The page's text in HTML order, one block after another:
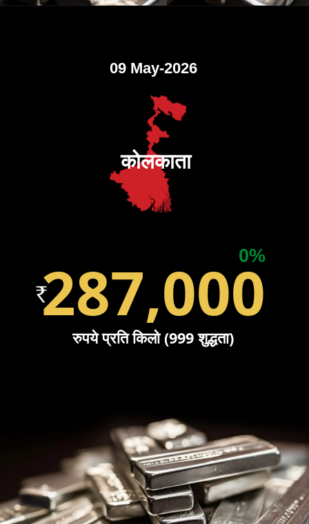
0%
287,000
09 May-2026
रुपये प्रति किलो (999 शुद्धता)
कोलकाता